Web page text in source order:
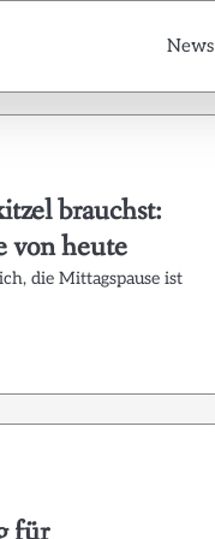
News
brauchst:
von heute
die Mittagspause ist